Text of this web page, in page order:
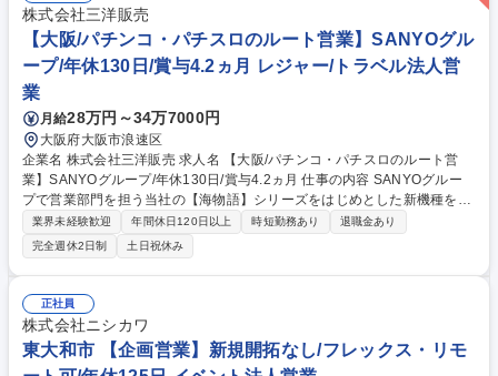
★ご経験を積んでいただき将来的にはマネジメントもお任せ予定です！ 募
集職種 【尼崎市/法人営業】基本土日休み/面接1回/年収400万～/リーダー
候補
株式会社三洋販売
【大阪/パチンコ・パチスロのルート営業】SANYOグル
ープ/年休130日/賞与4.2ヵ月 レジャー/トラベル法人営
業
月給28万円～34万7000円
大阪府大阪市浪速区
企業名 株式会社三洋販売 求人名 【大阪/パチンコ・パチスロのルート営
業】SANYOグループ/年休130日/賞与4.2ヵ月 仕事の内容 SANYOグルー
プで営業部門を担う当社の【海物語】シリーズをはじめとした新機種を担
当エリアのホールに提案・導入いただくお仕事です【エリア】大阪/奈良/
和歌山の地域毎の客層に合わせた戦略策定をお任せします 【業務例】当社
の遊技機をホールに提案し、より多くのお客様にお届けするための営業活
動をお任せします【詳細】ほぼ毎月販売される当社の遊技機の提案導入を
担当していただきます【弊社について】当業界では珍しく、基本給のほか
に販売台数に応じてインセンティブが個人に支給されるため高収入にリー
チできます。また業界トップ企業ならではの堅実な財務基盤で景気や情勢
の変化にも強いため、安心してお勤めいただけます。 募集職種 【大阪/パ
業界未経験歓迎 年間休日120日以上 時短勤務あり
退職金あり
完全週休2日制
土日祝休み
正社員
株式会社ニシカワ
東大和市 【企画営業】新規開拓なし/フレックス・リモ